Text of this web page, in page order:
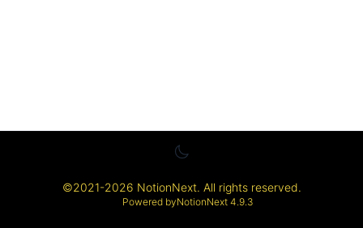
©2021-2026 NotionNext. All rights reserved.
Powered byNotionNext 4.9.3